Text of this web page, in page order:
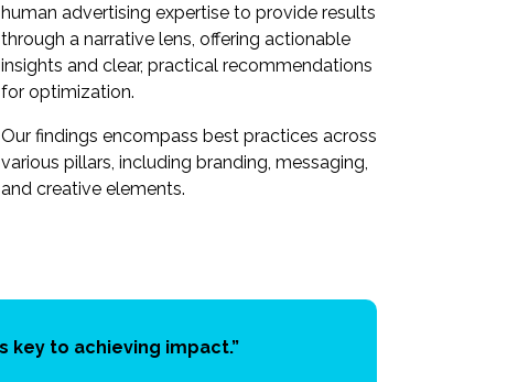
human advertising expertise to provide results
through a narrative lens, offering actionable
insights and clear, practical recommendations
for optimization.
Our findings encompass best practices across
various pillars, including branding, messaging,
and creative elements.
to achieving impact.”